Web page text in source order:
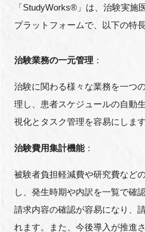
「StudyWorks®︎」は、治験実施
プラットフォームで、以下の特
治験業務の一元管理：
治験に関わる様々な業務を一つ
理し、患者スケジュールの自動
視化とタスク管理を容易にします
治験費用集計機能：
被験者負担軽減費や研究費など
し、発生時期や内訳を一覧で確
請求内容の確認が容易になり、
れます。また、今後導入が推進